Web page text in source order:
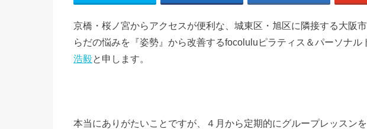
京橋・桜ノ宮からアクセスが便利な、城東区・旭区に隣接する大阪
らだの悩みを『姿勢』から改善するfocoluluピラティス＆パーソナ
浩毅と申します。
本当にありがたいことですが、４月から定期的にグループレッスン